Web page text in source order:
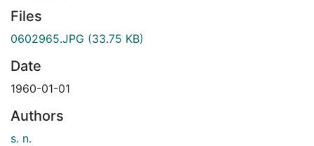
Files
0602965.JPG (33.75 KB)
Date
1960-01-01
Authors
s. n.